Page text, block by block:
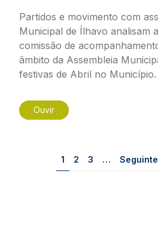
Partidos e movimento com
Municipal de Ílhavo analisam
comissão de
âmbito da Assembleia
festivas de Abril no Município.
Ouvir
Página
1 Página
2 Página
3 … Próxima
Seguinte